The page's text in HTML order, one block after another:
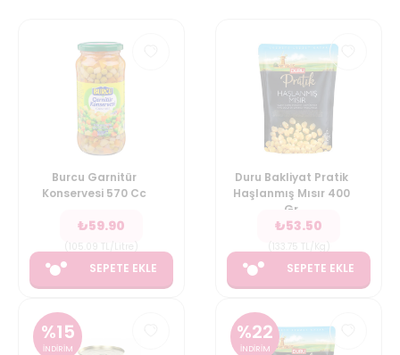
Burcu Garnitür
Konservesi 570 Cc
₺59.90
SEPETE EKLE
Duru Bakliyat Pratik
Haşlanmış Mısır 400
Gr
₺53.50
SEPETE EKLE
%15
İNDİRİM
%22
İNDİRİM